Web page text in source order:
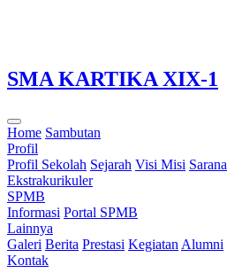
SMA KARTIKA XIX-1
Home Sambutan
Profil
Profil Sekolah Sejarah Visi Misi Sarana
Ekstrakurikuler
SPMB
Informasi Portal SPMB
Lainnya
Galeri Berita Prestasi Kegiatan Alumni
Kontak